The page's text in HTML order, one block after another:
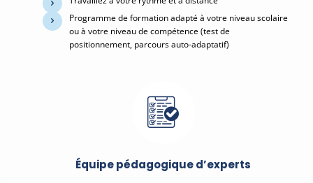
Programme de formation adapté à votre niveau scolaire
ou à votre niveau de compétence (test de
positionnement, parcours auto-adaptatif)
Équipe pédagogique d’experts